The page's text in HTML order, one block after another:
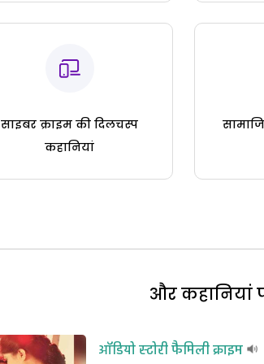
साइबर क्राइम की दिलचस्प
कहानियां
और कहानियां
ऑडियो स्टोरीफैमिली क्राइम